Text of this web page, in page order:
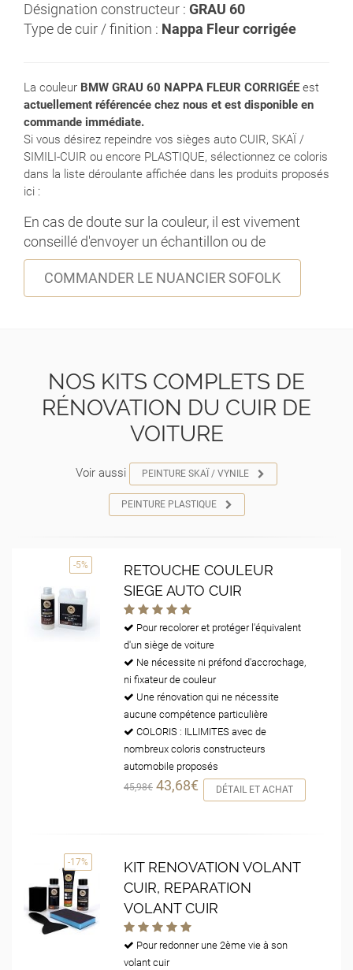
Désignation constructeur : GRAU 60
Type de cuir / finition : Nappa Fleur corrigée
La couleur BMW GRAU 60 NAPPA FLEUR CORRIGÉE est
actuellement référencée chez nous et est disponible en
commande immédiate.
Si vous désirez repeindre vos sièges auto CUIR, SKAÏ /
SIMILI-CUIR ou encore PLASTIQUE, sélectionnez ce coloris
dans la liste déroulante affichée dans les produits proposés
ici :
En cas de doute sur la couleur, il est vivement
conseillé d'envoyer un échantillon ou de
COMMANDER LE NUANCIER SOFOLK
NOS KITS COMPLETS DE
RÉNOVATION DU CUIR DE
VOITURE
Voir aussi PEINTURE SKAÏ / VYNILE
PEINTURE PLASTIQUE
-5%
RETOUCHE COULEUR
SIEGE AUTO CUIR
Pour recolorer et protéger l'équivalent
d'un siège de voiture
Ne nécessite ni préfond d'accrochage,
ni fixateur de couleur
Une rénovation qui ne nécessite
aucune compétence particulière
COLORIS : ILLIMITES avec de
nombreux coloris constructeurs
automobile proposés
45,98€ 43,68€ DÉTAIL ET ACHAT
-17%
KIT RENOVATION VOLANT
CUIR, REPARATION
VOLANT CUIR
Pour redonner une 2ème vie à son
volant cuir